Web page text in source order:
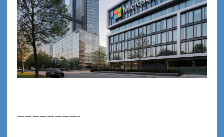
————————-